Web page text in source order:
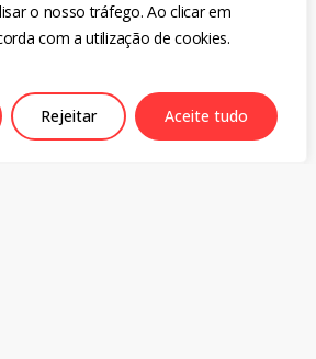
o nosso tráfego. Ao clicar em
com a utilização de cookies.
Rejeitar Aceite tudo
1 – Natália Cardoso
22, 2026